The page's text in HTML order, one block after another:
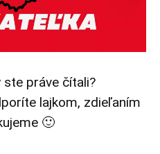
ste práve čítali?
lajkom, zdieľaním
🙂